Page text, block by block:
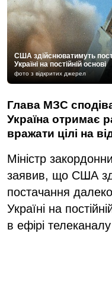
США здійснюватимуть
Україні на постійній основі
фото з відкритих джерел
Глава МЗС
Україна отримає
вражати цілі на
Міністр
заявив, що США
постачання
Україні на
в ефірі